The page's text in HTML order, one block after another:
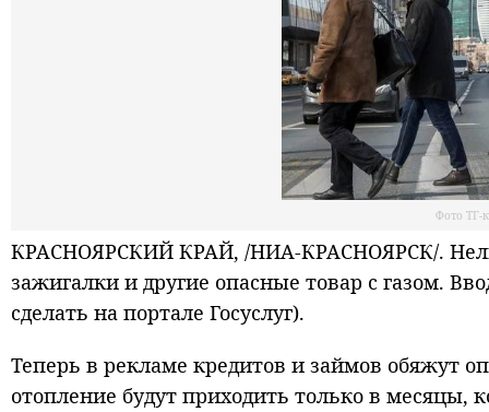
Фото ТГ-
КРАСНОЯРСКИЙ КРАЙ, /НИА-КРАСНОЯРСК/.
зажигалки и другие опасные товар с газом.
сделать на портале Госуслуг).
Теперь в рекламе кредитов и займов обяжут
отопление будут приходить только в месяцы,